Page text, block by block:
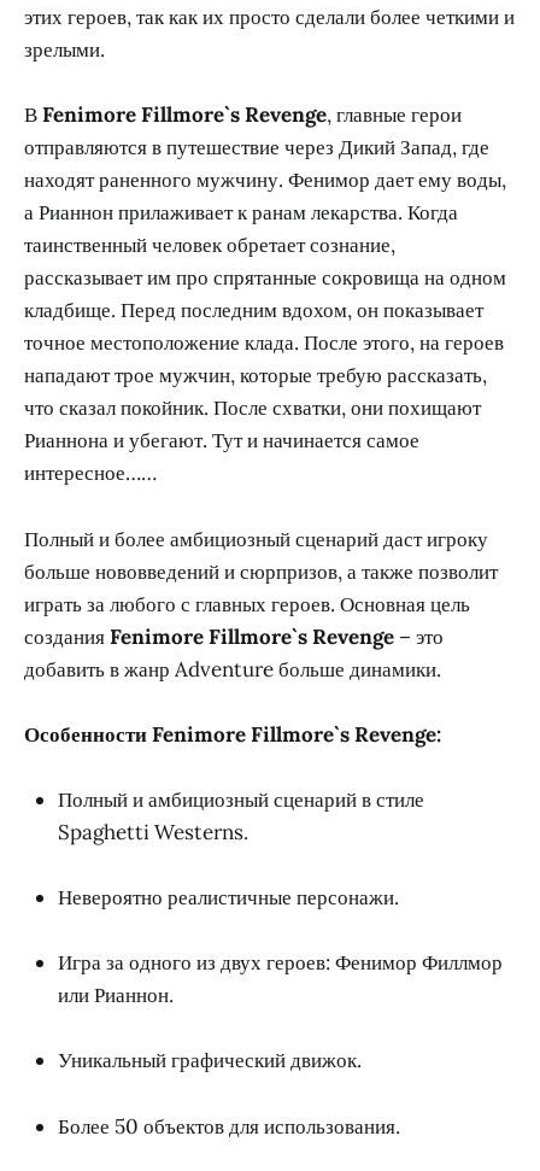
этих героев, так как их просто сделали более четкими и
зрелыми.
ВFenimore Fillmore`s Revenge, главные герои
отправляются в путешествие через Дикий Запад, где
находят раненного мужчину. Фенимор дает ему воды,
а Рианнон прилаживает к ранам лекарства. Когда
таинственный человек обретает сознание,
рассказывает им про спрятанные сокровища на одном
кладбище. Перед последним вдохом, он показывает
точное местоположение клада. После этого, на героев
нападают трое мужчин, которые требую рассказать,
что сказал покойник. После схватки, они похищают
Рианнона и убегают. Тут и начинается самое
интересное……
Полный и более амбициозный сценарий даст игроку
больше нововведений и сюрпризов, а также позволит
играть за любого с главных героев. Основная цель
созданияFenimore Fillmore`s Revenge – это
добавить в жанр Adventure больше динамики.
Особенности Fenimore Fillmore`s Revenge:
Полный и амбициозный сценарий в стиле
Spaghetti Westerns.
Невероятно реалистичные персонажи.
Игра за одного из двух героев: Фенимор Филлмор
или Рианнон.
Уникальный графический движок.
Более 50 объектов для использования.